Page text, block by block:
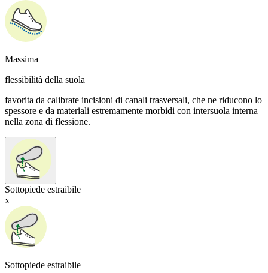
Massima
flessibilità della suola
favorita da calibrate incisioni di canali trasversali, che ne riducono lo
spessore e da materiali estremamente morbidi con intersuola interna
nella zona di flessione.
Sottopiede estraibile
x
Sottopiede estraibile